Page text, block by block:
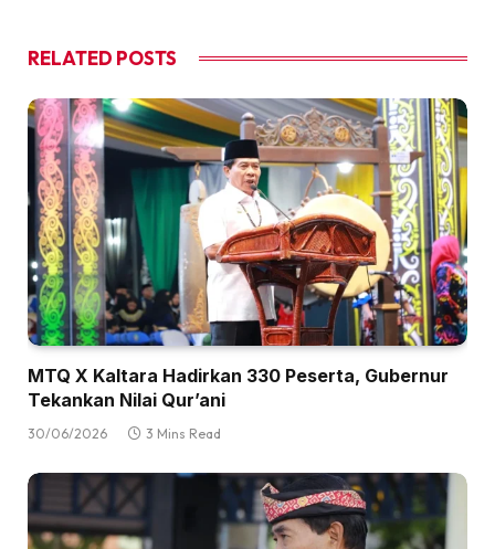
RELATED POSTS
MTQ X Kaltara Hadirkan 330 Peserta, Gubernur
Tekankan Nilai Qur’ani
30/06/2026 3 Mins Read